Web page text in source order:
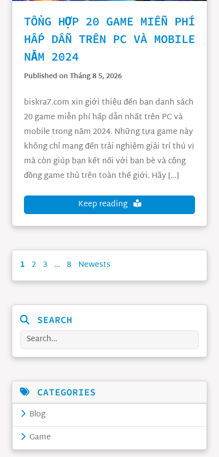
TỔNG HỢP 20 GAME MIỄN PHÍ
HẤP DẪN TRÊN PC VÀ MOBILE
NĂM 2024
Published on Tháng 8 5, 2026
biskra7.com xin giới thiệu đến bạn danh sách
20 game miễn phí hấp dẫn nhất trên PC và
mobile trong năm 2024. Những tựa game này
không chỉ mang đến trải nghiệm giải trí thú vị
mà còn giúp bạn kết nối với bạn bè và cộng
đồng game thủ trên toàn thế giới. Hãy […]
Keep reading
PHÂN
TRANG
BÀI
VIẾT
1 2 3 … 8 Newests
SEARCH
Search
CATEGORIES
Blog
Game